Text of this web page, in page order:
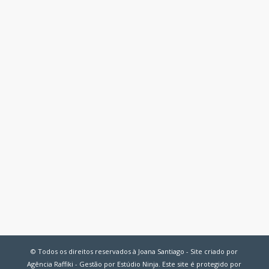
© Todos os direitos reservados à Joana Santiago - Site criado por
Agência Raffiki - Gestão por Estúdio Ninja. Este site é protegido por